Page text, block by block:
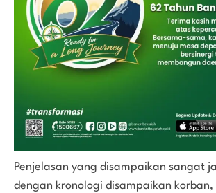
Penjelasan yang disampaikan sangat
dengan kronologi disampaikan korban,